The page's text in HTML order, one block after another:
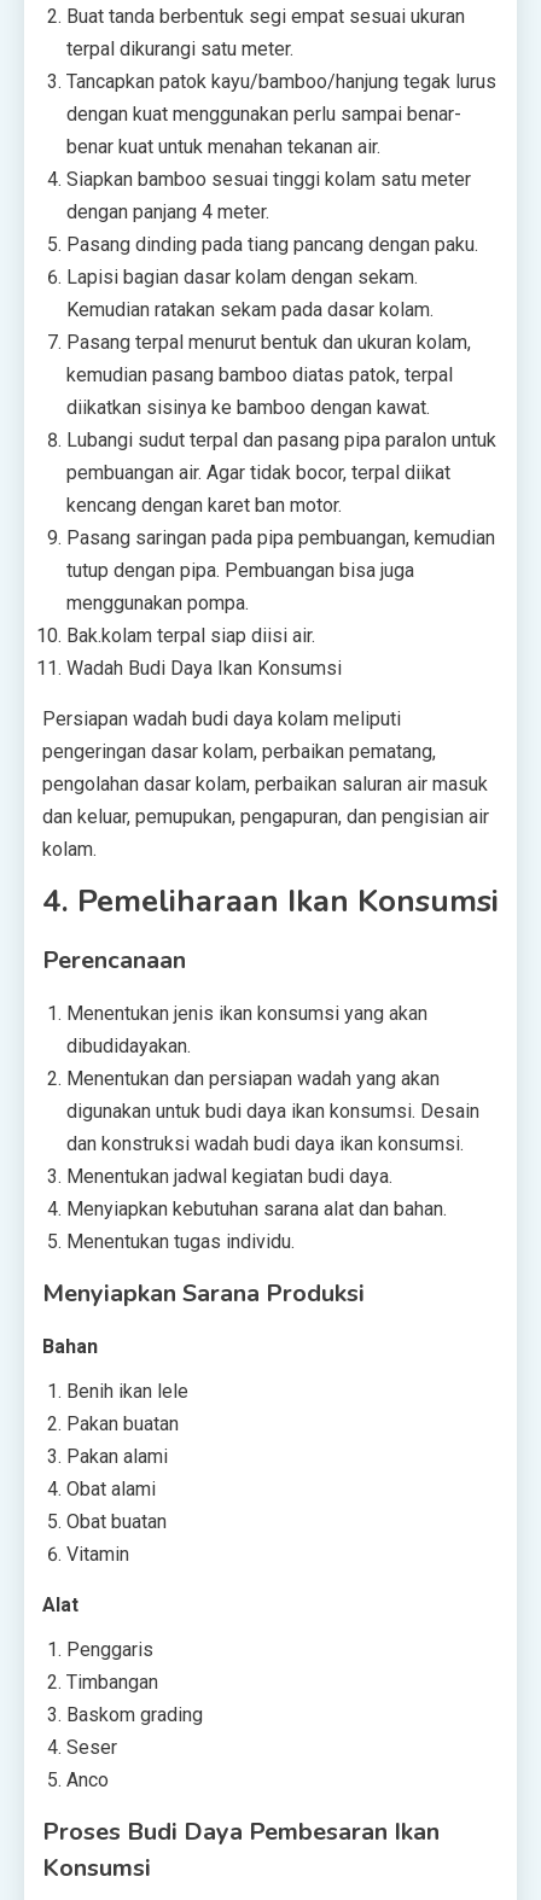
Buat tanda berbentuk segi empat sesuai ukuran
terpal dikurangi satu meter.
Tancapkan patok kayu/bamboo/hanjung tegak lurus
dengan kuat menggunakan perlu sampai benar-
benar kuat untuk menahan tekanan air.
Siapkan bamboo sesuai tinggi kolam satu meter
dengan panjang 4 meter.
Pasang dinding pada tiang pancang dengan paku.
Lapisi bagian dasar kolam dengan sekam.
Kemudian ratakan sekam pada dasar kolam.
Pasang terpal menurut bentuk dan ukuran kolam,
kemudian pasang bamboo diatas patok, terpal
diikatkan sisinya ke bamboo dengan kawat.
Lubangi sudut terpal dan pasang pipa paralon untuk
pembuangan air. Agar tidak bocor, terpal diikat
kencang dengan karet ban motor.
Pasang saringan pada pipa pembuangan, kemudian
tutup dengan pipa. Pembuangan bisa juga
menggunakan pompa.
Bak.kolam terpal siap diisi air.
Wadah Budi Daya Ikan Konsumsi
Persiapan wadah budi daya kolam meliputi
pengeringan dasar kolam, perbaikan pematang,
pengolahan dasar kolam, perbaikan saluran air masuk
dan keluar, pemupukan, pengapuran, dan pengisian air
kolam.
4. Pemeliharaan Ikan Konsumsi
Perencanaan
Menentukan jenis ikan konsumsi yang akan
dibudidayakan.
Menentukan dan persiapan wadah yang akan
digunakan untuk budi daya ikan konsumsi. Desain
dan konstruksi wadah budi daya ikan konsumsi.
Menentukan jadwal kegiatan budi daya.
Menyiapkan kebutuhan sarana alat dan bahan.
Menentukan tugas individu.
Menyiapkan Sarana Produksi
Bahan
Benih ikan lele
Pakan buatan
Pakan alami
Obat alami
Obat buatan
Vitamin
Alat
Penggaris
Timbangan
Baskom grading
Seser
Anco
Proses Budi Daya Pembesaran Ikan
Konsumsi